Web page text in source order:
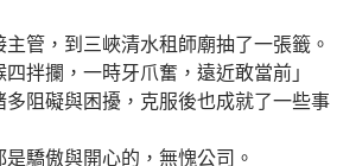
管，到三峽清水租師廟抽了一張籤。
四拌攔，一時牙爪奮，遠近敢當前」
阻礙與困擾，克服後也成就了一些事
驕傲與開心的，無愧公司。